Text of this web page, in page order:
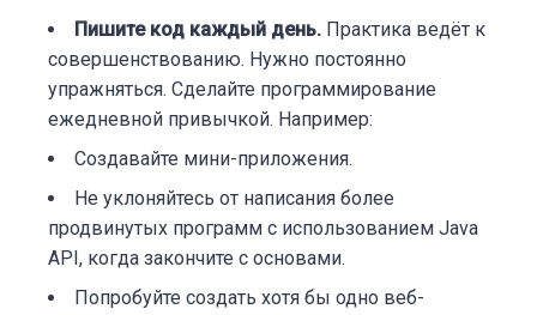
Пишите код каждый день. Практика ведёт к
совершенствованию. Нужно постоянно
упражняться. Сделайте программирование
ежедневной привычкой. Например:
Создавайте мини-приложения.
Не уклоняйтесь от написания более
продвинутых программ с использованием Java
API, когда закончите с основами.
Попробуйте создать хотя бы одно веб-